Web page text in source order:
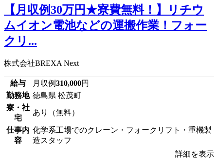
【月収例30万円★寮費無料！】リチウ
ムイオン電池などの運搬作業！フォー
クリ...
株式会社BREXA Next
給与 月収例310,000円
勤務地 徳島県 松茂町
寮・社
宅
あり（無料）
仕事内
容
化学系工場でのクレーン・フォークリフト・重機製
造スタッフ
詳細を表示